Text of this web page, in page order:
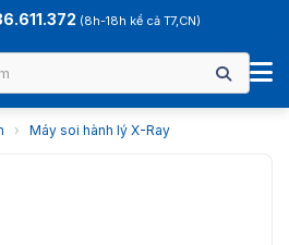
(8h-18h kể cả T7,CN)
› Máy soi hành lý X-Ray